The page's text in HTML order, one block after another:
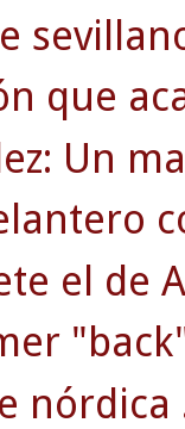
que
Un
el de
nórdica